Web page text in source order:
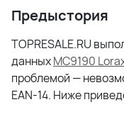
Предыстория
TOPRESALE.RU
данныхMC9190
проблемой —
EAN-14. Ниже